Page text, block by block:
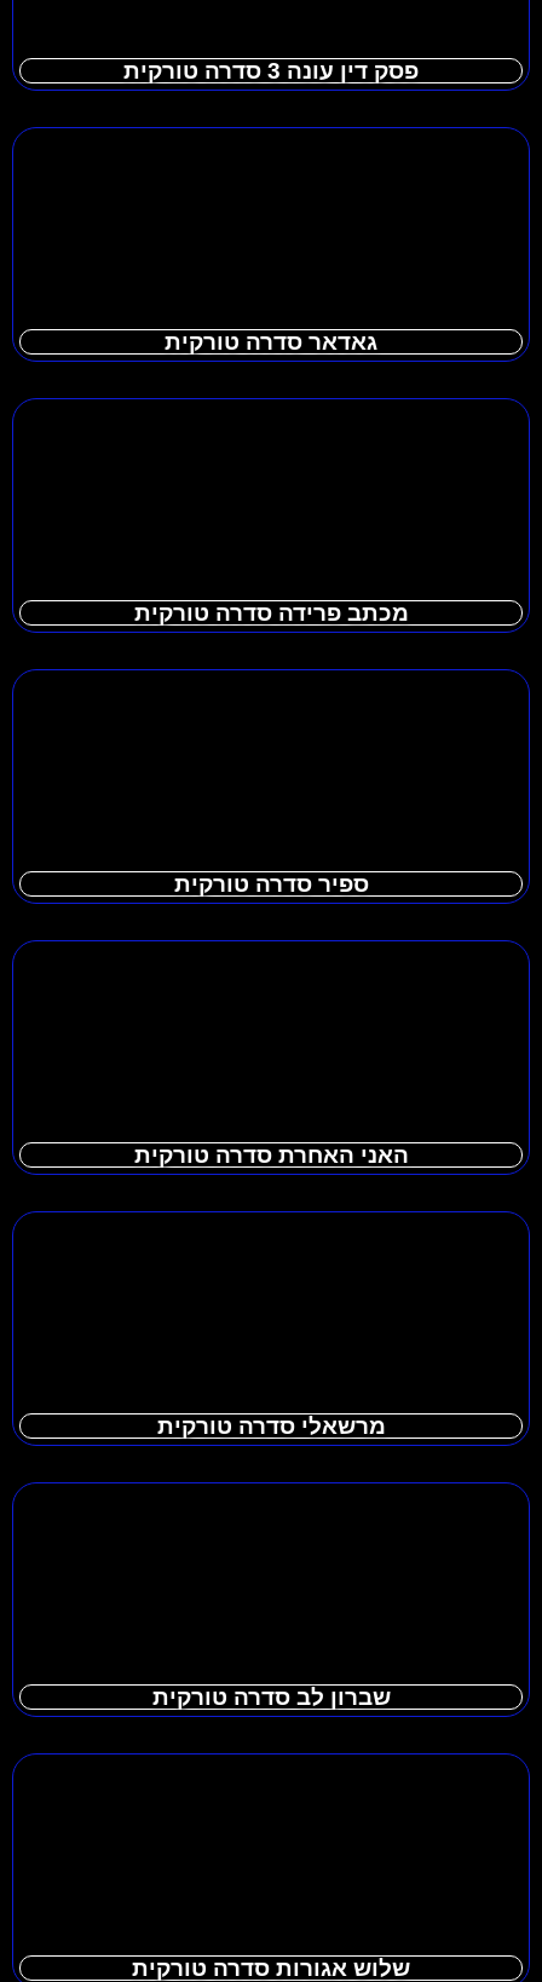
פסק דין עונה 3 סדרה טורקית
גאדאר סדרה טורקית
מכתב פרידה סדרה טורקית
ספיר סדרה טורקית
האני האחרת סדרה טורקית
מרשאלי סדרה טורקית
שברון לב סדרה טורקית
שלוש אגורות סדרה טורקית